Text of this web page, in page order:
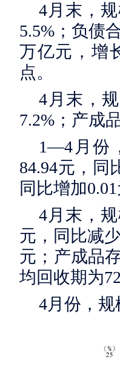
4月末，
5.5%；负债
万亿元，增
点。
4月末，
7.2%；产成
1—4月份
84.94元，同
同比增加0.01
4月末，
元，同比减
元；产成品
均回收期为
4月份，